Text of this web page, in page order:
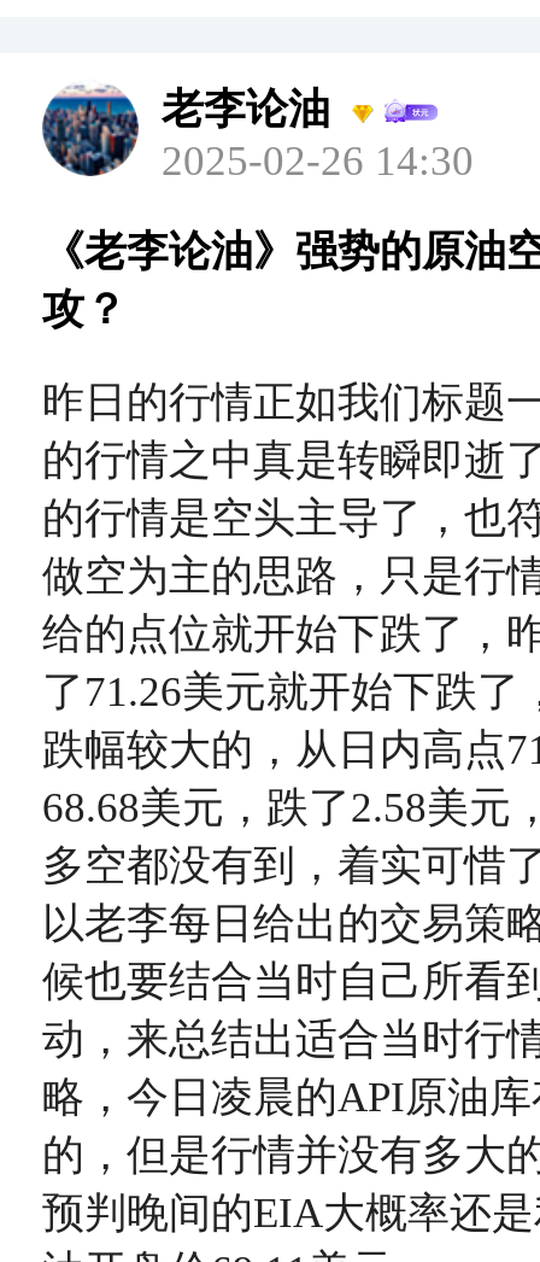
老李论油
2025-02-26 14:30
《老李论油》强势的原油
攻？
昨日的行情正如我们标题
的行情之中真是转瞬即逝
的行情是空头主导了，也
做空为主的思路，只是行
给的点位就开始下跌了，
了71.26美元就开始下跌
跌幅较大的，从日内高点
68.68美元，跌了2.58美元
多空都没有到，着实可惜
以老李每日给出的交易策
候也要结合当时自己所看
动，来总结出适合当时行
略，今日凌晨的API原油
的，但是行情并没有多大
预判晚间的EIA大概率还